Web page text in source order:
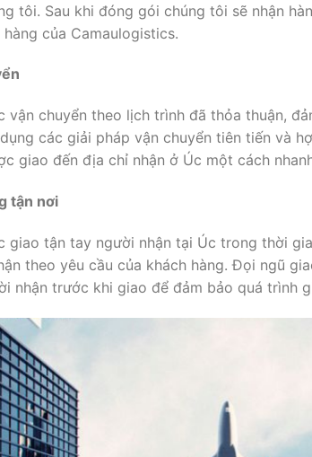
tôi. Sau khi đóng gói chúng tôi sẽ nhận
của Camaulogistics.
vận chuyển theo lịch trình đã thỏa thuận,
các giải pháp vận chuyển tiên tiến và
giao đến địa chỉ nhận ở Úc một cách
tận nơi
giao tận tay người nhận tại Úc trong thời
theo yêu cầu của khách hàng. Đọi ngũ
nhận trước khi giao để đảm bảo quá trình